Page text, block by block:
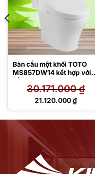
Bàn cầu một khối TOTO
MS857DW14 kết hợp với
C5 – TCF24410AAA
(220V)
30.171.000₫
Giá
21.120.000₫
Giá